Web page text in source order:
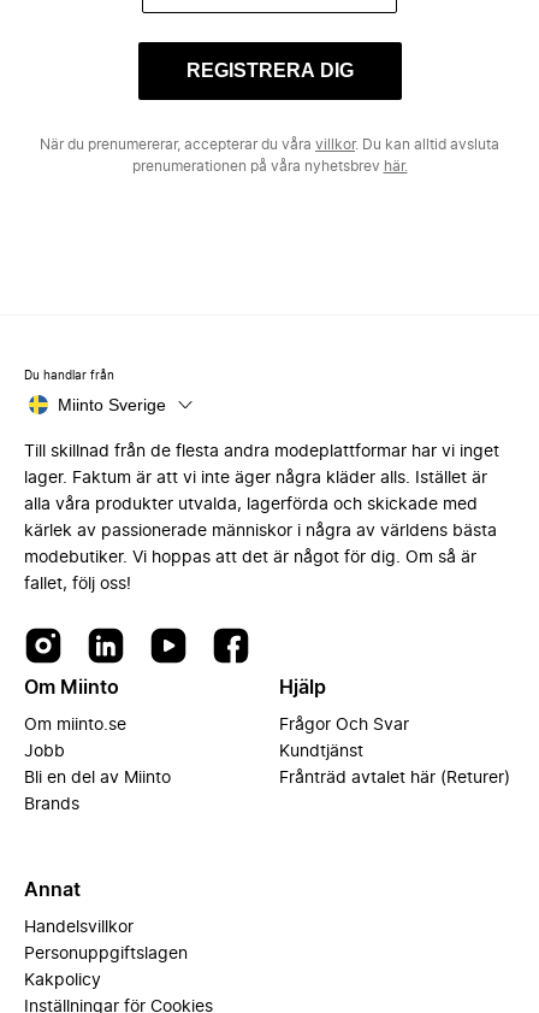
REGISTRERA DIG
När du prenumererar, accepterar du våra villkor. Du kan alltid avsluta
prenumerationen på våra nyhetsbrev här.
Du handlar från
Miinto Sverige
Till skillnad från de flesta andra modeplattformar har vi inget
lager. Faktum är att vi inte äger några kläder alls. Istället är
alla våra produkter utvalda, lagerförda och skickade med
kärlek av passionerade människor i några av världens bästa
modebutiker. Vi hoppas att det är något för dig. Om så är
fallet, följ oss!
Om Miinto
Om miinto.se
Jobb
Bli en del av Miinto
Brands
Hjälp
Frågor Och Svar
Kundtjänst
Frånträd avtalet här (Returer)
Annat
Handelsvillkor
Personuppgiftslagen
Kakpolicy
Inställningar för Cookies